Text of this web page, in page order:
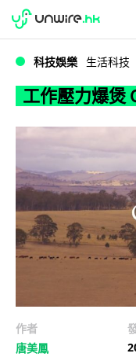
工作壓
WWDC 2026
科技娛樂 生活科技
工作壓力爆煲
作者
唐美鳳